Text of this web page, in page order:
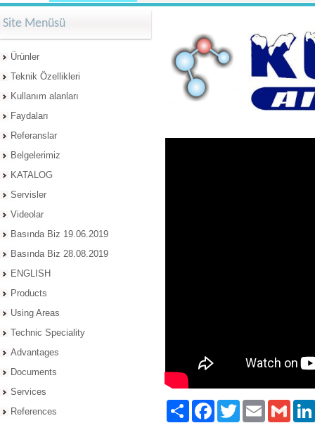
Site Menüsü
Ürünler
Teknik Özellikleri
Kullanım alanları
Faydaları
Referanslar
Belgelerimiz
KATALOG
Servisler
Videolar
Basında Biz 19.06.2019
Basında Biz 28.08.2019
ENGLISH
Products
Using Areas
Technic Speciality
Advantages
Documents
Services
References
Paylaş FacebookTwitter Email Gmail